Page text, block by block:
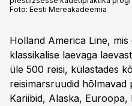
Foto: Eesti Mereakadeemia
Holland America Line,
klassikalise laevaga
üle 500 reisi, külastades
reisimarsruudid
Kariibid, Alaska,